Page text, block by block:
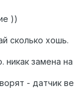
))
сколько хошь.
замена
- датчик